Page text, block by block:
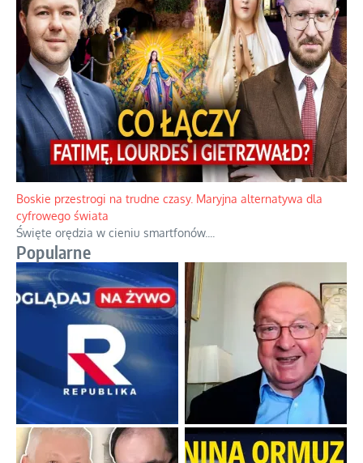
Boskie przestrogi na trudne czasy. Maryjna alternatywa dla
cyfrowego świata
Święte orędzia w cieniu smartfonów.
Popularne